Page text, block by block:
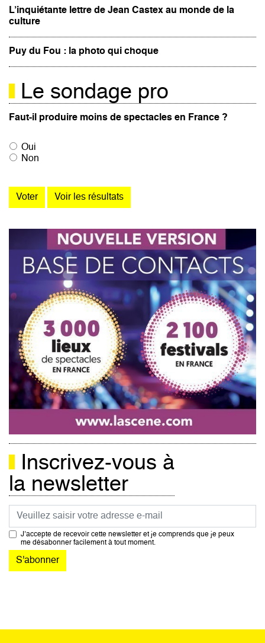
L’inquiétante lettre de Jean Castex au monde de la
culture
Puy du Fou : la photo qui choque
Le sondage pro
Faut-il produire moins de spectacles en France ?
Oui
Non
Inscrivez-vous à
la newsletter
Courriel
J’accepte de recevoir cette newsletter et je comprends que je peux
me désabonner facilement à tout moment.